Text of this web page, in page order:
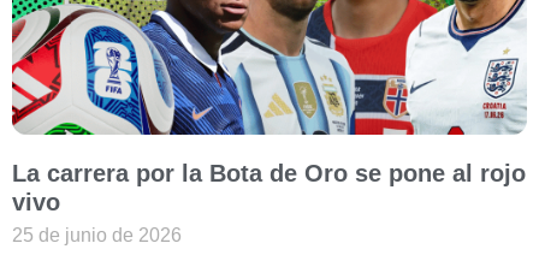
La carrera por la Bota de Oro se pone al rojo
vivo
25 de junio de 2026